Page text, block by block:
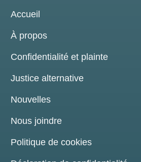
Accueil
À propos
Confidentialité et plainte
Justice alternative
Nouvelles
Nous joindre
Politique de cookies